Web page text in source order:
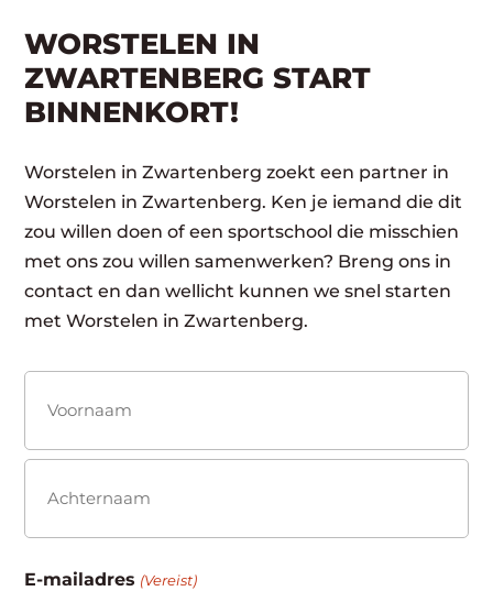
WORSTELEN IN
ZWARTENBERG START
BINNENKORT!
Worstelen in Zwartenberg zoekt een partner in
Worstelen in Zwartenberg. Ken je iemand die dit
zou willen doen of een sportschool die misschien
met ons zou willen samenwerken? Breng ons in
contact en dan wellicht kunnen we snel starten
met Worstelen in Zwartenberg.
(Vereist)
Voornaam
E-mailadres (Vereist)